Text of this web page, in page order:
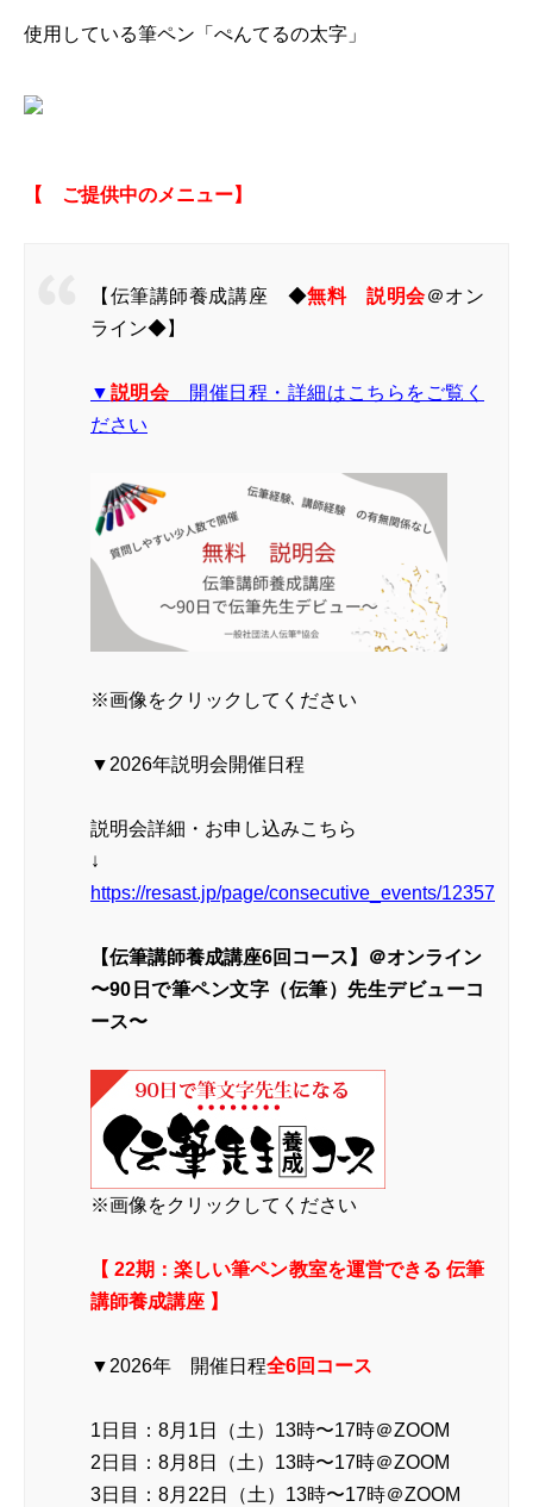
使用している筆ペン「ぺんてるの太字」
【 ご提供中のメニュー】
【伝筆講師養成講座 ◆無料 説明会＠オン
ライン◆】
▼ 説明会
開催日程・詳細はこちらをご覧く
ださい
※画像をクリックしてください
▼2026年説明会開催日程
説明会詳細・お申し込みこちら
↓
https://resast.jp/page/consecutive_events/12357
【伝筆講師養成講座6回コース】＠オンライン
〜90日で筆ペン文字（伝筆）先生デビューコ
ース〜
※画像をクリックしてください
【 22期：楽しい筆ペン教室を運営できる 伝筆
講師養成講座 】
▼2026年 開催日程全6回コース
1日目：8月1日（土）13時〜17時＠ZOOM
2日目：8月8日（土）13時〜17時＠ZOOM
3日目：8月22日（土）13時〜17時＠ZOOM